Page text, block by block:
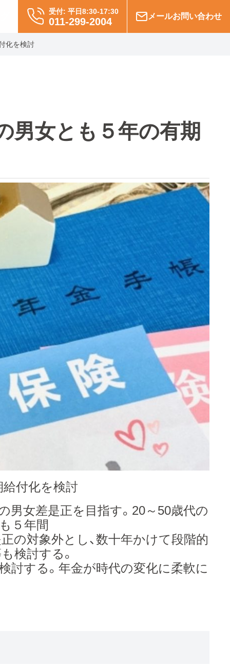
受付: 平日8:30-17:30
011-299-2004 メールお問い合わせ
化を検討
男女とも５年の有期
付化を検討
男女差是正を目指す。20～50歳代の
５年間
の対象外とし、数十年かけて段階的
検討する。
討する。年金が時代の変化に柔軟に